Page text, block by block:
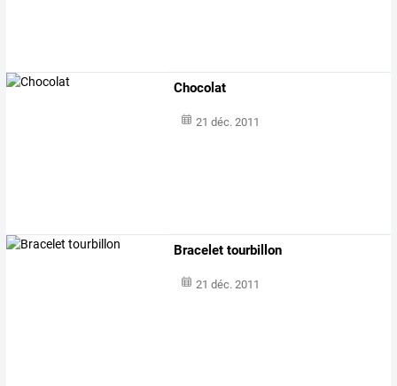
Chocolat
21 déc. 2011
Bracelet tourbillon
21 déc. 2011